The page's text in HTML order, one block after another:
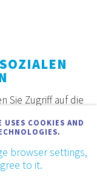
COOKIES AND
browser settings,
to it.
Sie Zugriff auf die
Neuigkeiten.